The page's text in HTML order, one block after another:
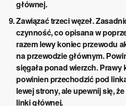
głównej.
Zawiązać trzeci węzeł.
czynność, co opisana w
razem lewy koniec przewodu
na przewodzie głównym.
sięgała ponad wierzch.
powinien przechodzić pod
lewej strony, ale upewnij się,
linki głównej.